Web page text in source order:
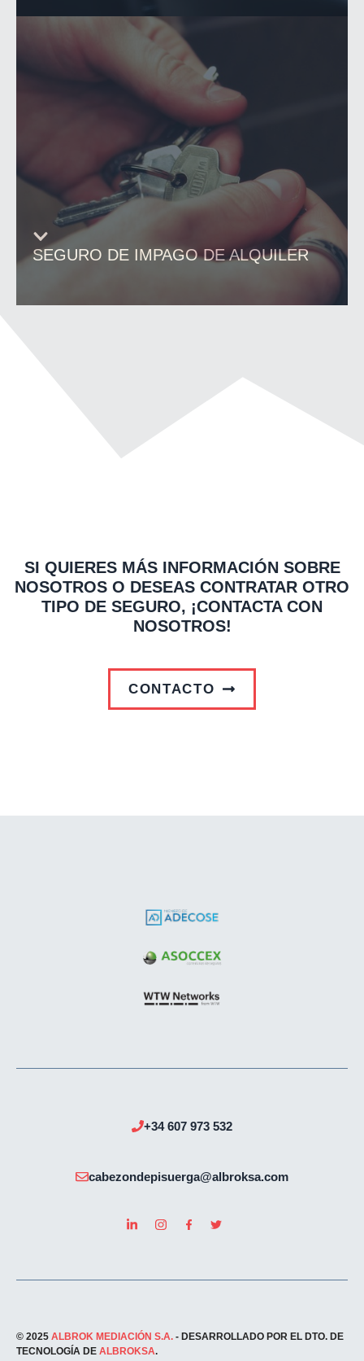
SEGURO DE IMPAGO DE ALQUILER
SI QUIERES MÁS INFORMACIÓN SOBRE
NOSOTROS O DESEAS CONTRATAR OTRO
TIPO DE SEGURO, ¡CONTACTA CON
NOSOTROS!
CONTACTO
+34 607 973 532
cabezondepisuerga@albroksa.com
© 2025 ALBROK MEDIACIÓN S.A. - DESARROLLADO POR EL DTO. DE
TECNOLOGÍA DE ALBROKSA.